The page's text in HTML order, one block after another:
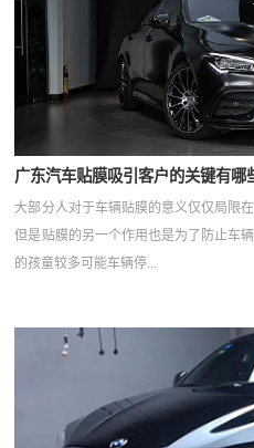
广东汽车贴膜吸引客户的关键有哪
大部分人对于车辆贴膜的意义仅仅局限
但是贴膜的另一个作用也是为了防止车
的孩童较多可能车辆停...